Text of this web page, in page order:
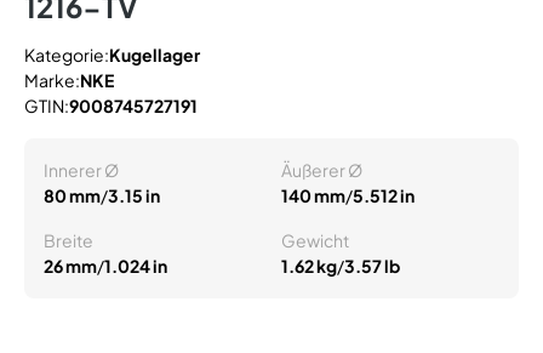
Kategorie:Kugellager
Marke:NKE
GTIN:9008745727191
Innerer Ø
80 mm/3.15 in
Äußerer Ø
140 mm/5.512 in
Breite
26 mm/1.024 in
Gewicht
1.62 kg/3.57 lb